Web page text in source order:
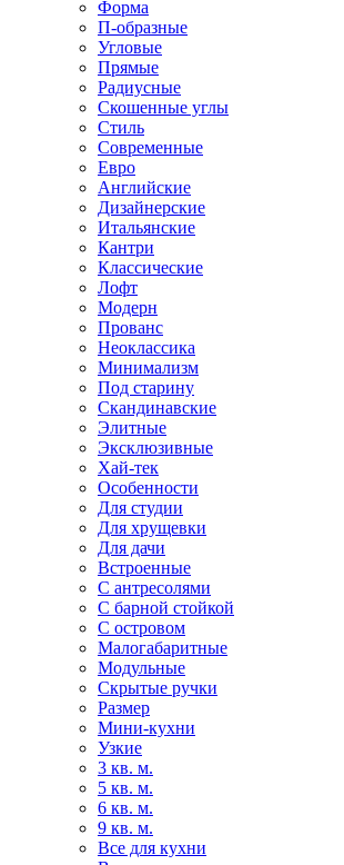
Форма
П-образные
Угловые
Прямые
Радиусные
Скошенные углы
Стиль
Современные
Евро
Английские
Дизайнерские
Итальянские
Кантри
Классические
Лофт
Модерн
Прованс
Неоклассика
Минимализм
Под старину
Скандинавские
Элитные
Эксклюзивные
Хай-тек
Особенности
Для студии
Для хрущевки
Для дачи
Встроенные
С антресолями
С барной стойкой
С островом
Малогабаритные
Модульные
Скрытые ручки
Размер
Мини-кухни
Узкие
3 кв. м.
5 кв. м.
6 кв. м.
9 кв. м.
Все для кухни